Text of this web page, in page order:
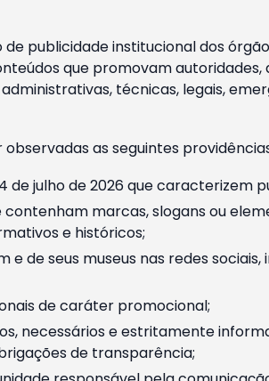
publicidade institucional dos
que promovam
técnicas, legais,
as seguintes
julho de 2026 que caracterizem
marcas, slogans ou
e históricos;
de seus museus nas redes
de caráter promocional;
necessários e estritamente
de transparência;